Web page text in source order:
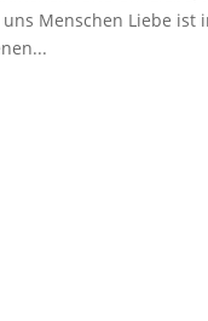
Menschen Liebe ist